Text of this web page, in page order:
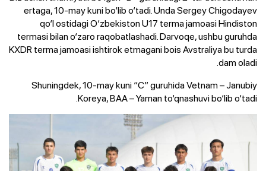
ertaga, 10-may kuni bo‘lib o‘tadi. Unda Sergey Chigodayev
qo‘l ostidagi O‘zbekiston U17 terma jamoasi Hindiston
termasi bilan o‘zaro raqobatlashadi. Darvoqe, ushbu guruhda
KXDR terma jamoasi ishtirok etmagani bois Avstraliya bu turda
dam oladi.
Shuningdek, 10-may kuni “C” guruhida Vetnam – Janubiy
Koreya, BAA – Yaman to‘qnashuvi bo‘lib o‘tadi.